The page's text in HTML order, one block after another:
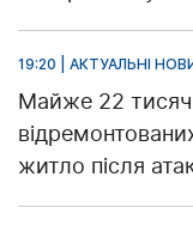
19:20 | АКТУАЛЬНІ
Майже 22 тисячі
житло після